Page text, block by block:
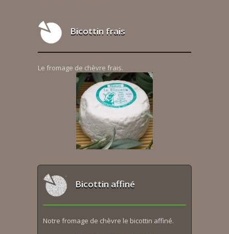
Bicottin frais
Le fromage de chèvre frais.
Bicottin affiné
Notre fromage de chèvre le bicottin affiné.